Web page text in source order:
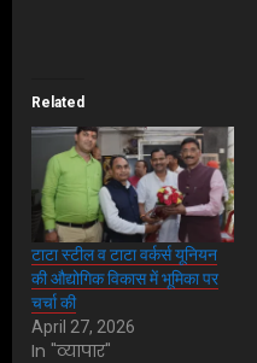
Related
टाटा स्टील व टाटा वर्कर्स यूनियन
की औद्योगिक विकास में भूमिका पर
चर्चा की
April 27, 2026
In "व्यापार"